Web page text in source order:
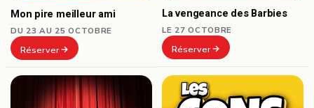
Mon pire meilleur ami
DU 23 AU 25 OCTOBRE
Réserver
La vengeance des Barbies
LE 27 OCTOBRE
Réserver